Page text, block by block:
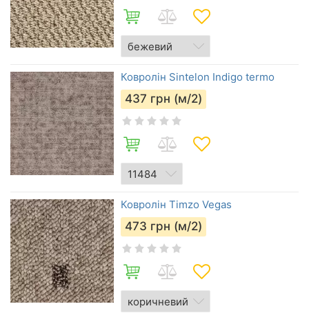
Ковролін Sintelon Indigo termo
437 грн (м/2)
Ковролін Timzo Vegas
473 грн (м/2)